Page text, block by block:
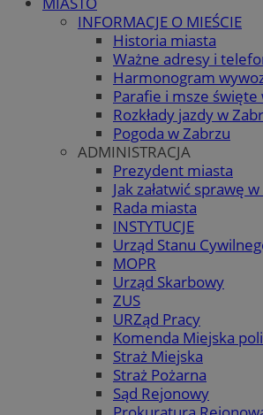
INFORMACJE O MIEŚCIE
Historia miasta
Ważne adresy i
Harmonogram
Parafie i msze święte
Rozkłady jazdy w
Pogoda w Zabrzu
ADMINISTRACJA
Prezydent miasta
Jak załatwić sprawę
Rada miasta
INSTYTUCJE
Urząd Stanu
MOPR
Urząd Skarbowy
ZUS
URZąd Pracy
Komenda Miejska
Straż Miejska
Straż Pożarna
Sąd Rejonowy